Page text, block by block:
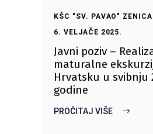
KŠC "SV. PAVAO" ZENICA
6. VELJAČE 2025.
Javni poziv –
maturalne
Hrvatsku u svibnju
godine
PROČITAJ VIŠE